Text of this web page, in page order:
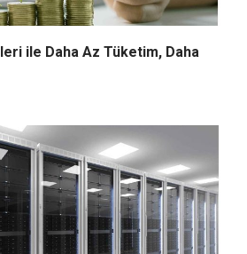
ile Daha Az Tüketim, Daha